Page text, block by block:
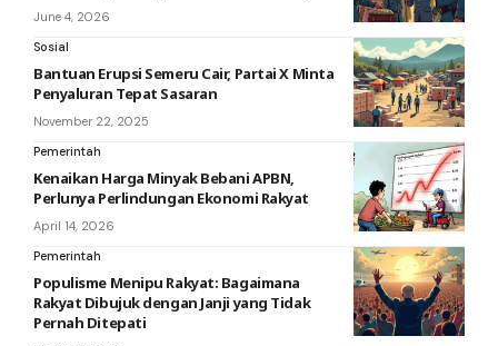
June 4, 2026
Sosial
Bantuan Erupsi Semeru Cair, Partai X Minta
Penyaluran Tepat Sasaran
November 22, 2025
Pemerintah
Kenaikan Harga Minyak Bebani APBN,
Perlunya Perlindungan Ekonomi Rakyat
April 14, 2026
Pemerintah
Populisme Menipu Rakyat: Bagaimana
Rakyat Dibujuk dengan Janji yang Tidak
Pernah Ditepati